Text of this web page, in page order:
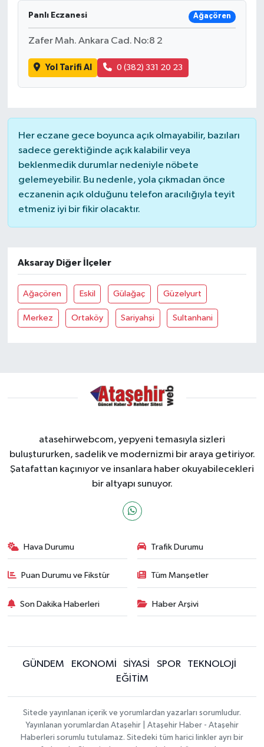
Panlı Eczanesi Ağaçören
Zafer Mah. Ankara Cad. No:8 2
Yol Tarifi Al 0 (382) 331 20 23
Her eczane gece boyunca açık olmayabilir, bazıları
sadece gerektiğinde açık kalabilir veya
beklenmedik durumlar nedeniyle nöbete
gelemeyebilir. Bu nedenle, yola çıkmadan önce
eczanenin açık olduğunu telefon aracılığıyla teyit
etmeniz iyi bir fikir olacaktır.
Aksaray Diğer İlçeler
Ağaçören Eskil Gülağaç Güzelyurt
Merkez Ortaköy Sariyahşi Sultanhani
atasehirwebcom, yepyeni temasıyla sizleri
buluştururken, sadelik ve modernizmi bir araya getiriyor.
Şatafattan kaçınıyor ve insanlara haber okuyabilecekleri
bir altyapı sunuyor.
Hava Durumu Trafik Durumu
Puan Durumu ve Fikstür Tüm Manşetler
Son Dakika Haberleri Haber Arşivi
GÜNDEM EKONOMİ SİYASİ SPOR
TEKNOLOJİ
EĞİTİM
Sitede yayınlanan içerik ve yorumlardan yazarları sorumludur.
Yayınlanan yorumlardan Ataşehir | Ataşehir Haber - Ataşehir
Haberleri sorumlu tutulamaz. Sitedeki tüm harici linkler ayrı bir